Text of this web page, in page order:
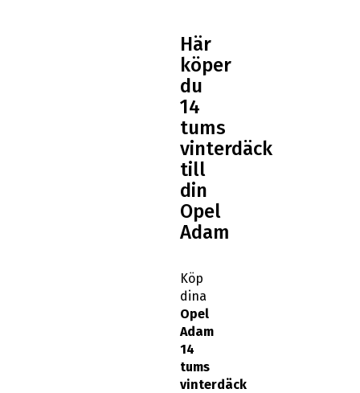
Här
köper
du
14
tums
vinterdäck
till
din
Opel
Adam
Köp
dina
Opel
Adam
14
tums
vinterdäck